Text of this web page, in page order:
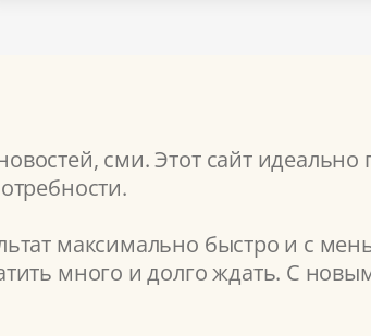
сми. Этот сайт
максимально быстро и с
много и долго ждать. С